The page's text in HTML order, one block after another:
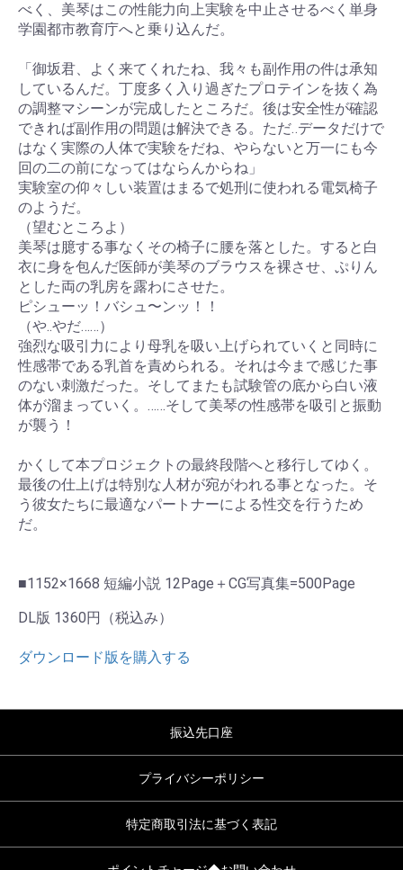
べく、美琴はこの性能力向上実験を中止させるべく単身
学園都市教育庁へと乗り込んだ。
「御坂君、よく来てくれたね、我々も副作用の件は承知
しているんだ。丁度多く入り過ぎたプロテインを抜く為
の調整マシーンが完成したところだ。後は安全性が確認
できれば副作用の問題は解決できる。ただ‥データだけで
はなく実際の人体で実験をだね、やらないと万一にも今
回の二の前になってはならんからね」
実験室の仰々しい装置はまるで処刑に使われる電気椅子
のようだ。
（望むところよ）
美琴は臆する事なくその椅子に腰を落とした。すると白
衣に身を包んだ医師が美琴のブラウスを裸させ、ぷりん
とした両の乳房を露わにさせた。
ピシューッ！バシュ〜ンッ！！
（や..やだ……）
強烈な吸引力により母乳を吸い上げられていくと同時に
性感帯である乳首を責められる。それは今まで感じた事
のない刺激だった。そしてまたも試験管の底から白い液
体が溜まっていく。……そして美琴の性感帯を吸引と振動
が襲う！
かくして本プロジェクトの最終段階へと移行してゆく。
最後の仕上げは特別な人材が宛がわれる事となった。そ
う彼女たちに最適なパートナーによる性交を行うため
だ。
■1152×1668 短編小説 12Page＋CG写真集=500Page
DL版 1360円（税込み）
ダウンロード版を購入する
振込先口座
プライバシーポリシー
特定商取引法に基づく表記